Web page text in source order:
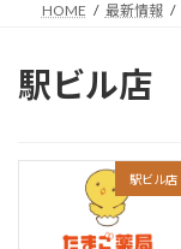
HOME 最新情報
駅ビル店
駅ビル店